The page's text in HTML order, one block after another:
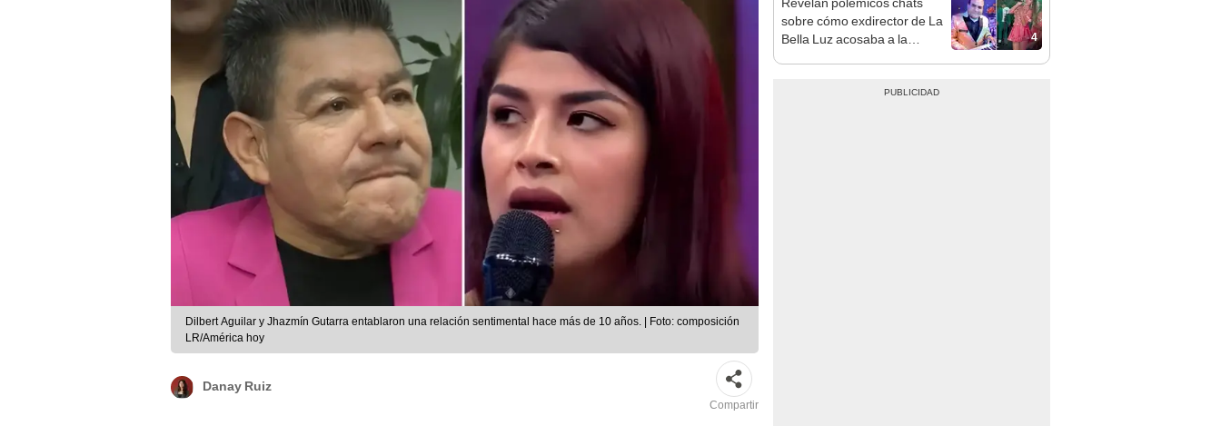
Dilbert Aguilar y Jhazmín Gutarra entablaron una relación sentimental hace más de 10 años. | Foto: composición
LR/América hoy
Danay Ruiz
Compartir
4
sobre cómo exdirector de La
Bella Luz acosaba a la